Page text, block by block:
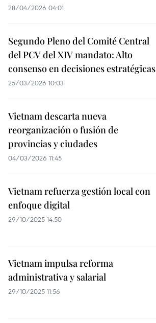
28/04/2026 04:01
Segundo Pleno del Comité Central
del PCV del XIV mandato: Alto
consenso en decisiones estratégicas
25/03/2026 10:03
Vietnam descarta nueva
reorganización o fusión de
provincias y ciudades
04/03/2026 11:45
Vietnam refuerza gestión local con
enfoque digital
29/10/2025 14:50
Vietnam impulsa reforma
administrativa y salarial
29/10/2025 11:56